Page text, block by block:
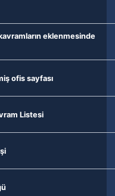
eklenmesinde
ofis sayfası
Listesi